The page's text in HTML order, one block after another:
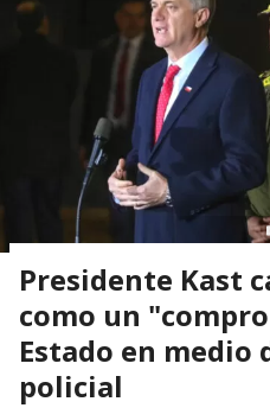
Presidente Kast
como un
Estado en medio
policial